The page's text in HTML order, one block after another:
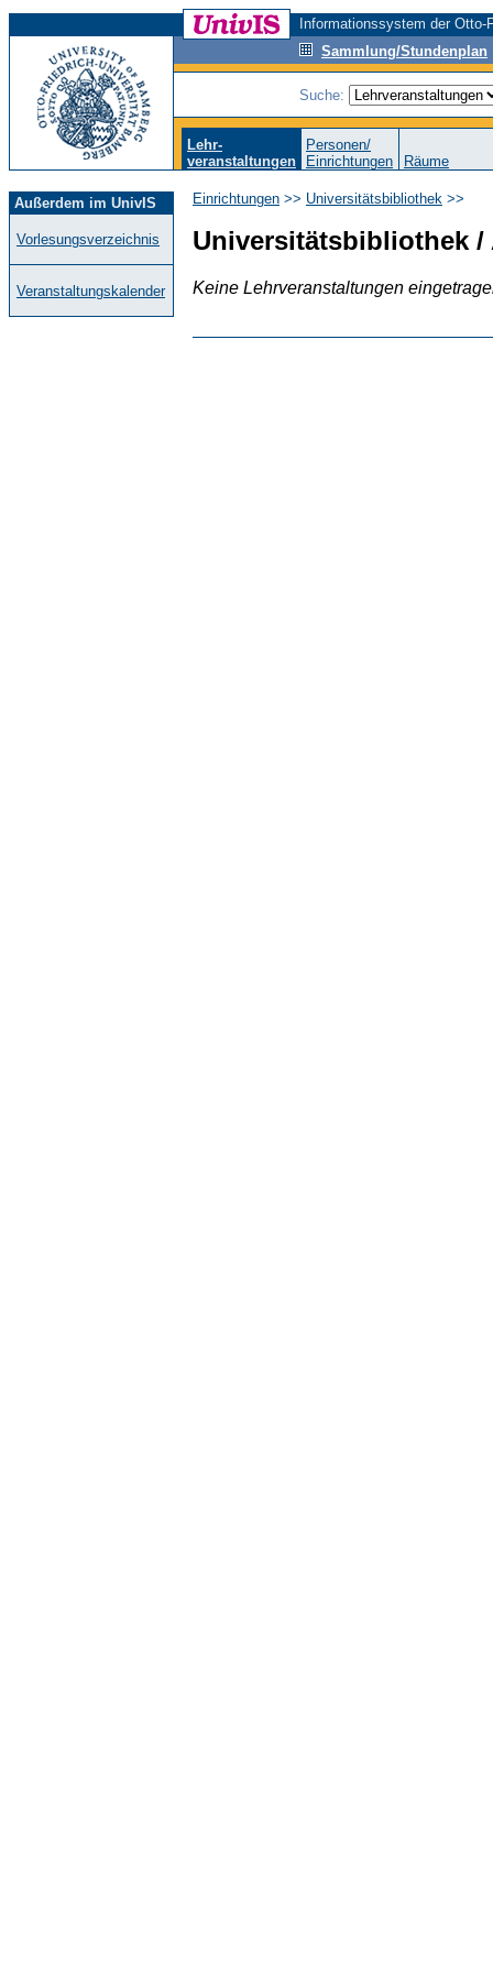
Informationssystem der
Sammlung/Stundenplan
Suche:
Lehr-
veranstaltungen
Personen/
Einrichtungen
Räume
Außerdem im UnivIS
Vorlesungsverzeichnis
Veranstaltungskalender
Einrichtungen >> Universitätsbibliothek >>
Universitätsbibliothek
Keine Lehrveranstaltungen